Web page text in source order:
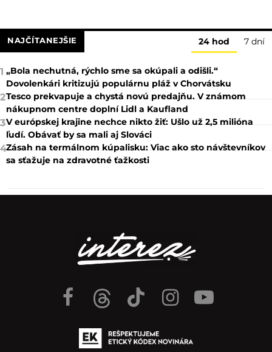
NAJČÍTANEJŠIE 24 hod 7 dní
1 „Bola nechutná, rýchlo sme sa okúpali a odišli.“
Dovolenkári kritizujú populárnu pláž v Chorvátsku
2Tesco prekvapuje a chystá novú predajňu. V známom
nákupnom centre doplní Lidl a Kaufland
3V európskej krajine nechce nikto žiť: Ušlo už 2,5 milióna
ľudí. Obávať by sa mali aj Slováci
4Zásah na termálnom kúpalisku: Viac ako sto návštevníkov
sa sťažuje na zdravotné ťažkosti